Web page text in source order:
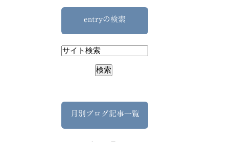
entryの検索
月別ブログ記事一覧